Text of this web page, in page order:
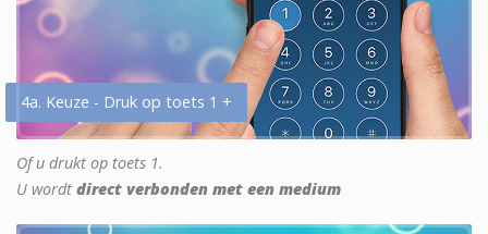
4a. Keuze - Druk op toets 1 +
Of u drukt op toets 1.
U wordt direct verbonden met een medium